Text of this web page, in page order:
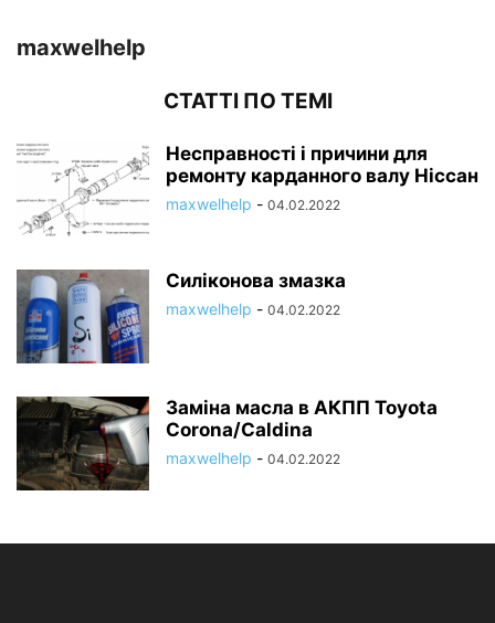
maxwelhelp
СТАТТІ ПО ТЕМІ
Несправності і причини для
ремонту карданного валу Ніссан
maxwelhelp - 04.02.2022
Силіконова змазка
maxwelhelp - 04.02.2022
Заміна масла в АКПП Toyota
Corona/Caldina
maxwelhelp - 04.02.2022